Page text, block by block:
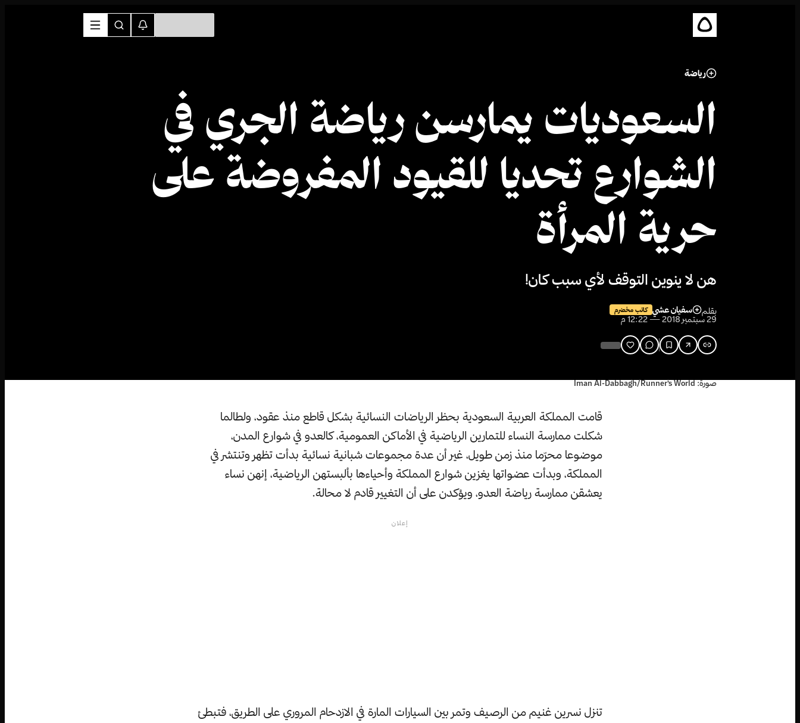
رياضة
السعوديات يمارسن رياضة الجري في
الشوارع تحديا للقيود المفروضة على
حرية المرأة
هن لا ينوين التوقف لأي سبب كان!
بقلم سفيان عشي كاتب مخضرم
29 سبتمبر 2018 — 12:22 م
صورة: Iman Al-Dabbagh/Runner’s World
قامت المملكة العربية السعودية بحظر الرياضات النسائية بشكل قاطع منذ عقود، ولطالما
شكلت ممارسة النساء للتمارين الرياضية في الأماكن العمومية، كالعدو في شوارع المدن،
موضوعا محرّما منذ زمن طويل، غير أن عدة مجموعات شبانية نسائية بدأت تظهر وتنتشر في
المملكة، وبدأت عضواتها يغزين شوارع المملكة وأحياءها بألبستهن الرياضية، إنهن نساء
يعشقن ممارسة رياضة العدو، ويؤكدن على أن التغيير قادم لا محالة.
إعلان
تنزل نسرين غنيم من الرصيف وتمر بين السيارات المارة في الازدحام المروري على الطريق، فتبطئ